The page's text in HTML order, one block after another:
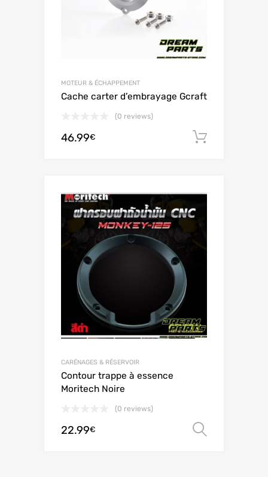
MOTEUR & ÉCHAPPEMENT
Cache carter d’embrayage Gcraft
(0 reviews)
46.99€
CARÉNAGES & RÉSERVOIR
Contour trappe à essence
Moritech Noire
(0 reviews)
22.99€